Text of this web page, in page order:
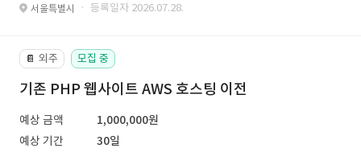
서울특별시 · 등록일자 2026.07.28.
📔 외주 모집 중
기존 PHP 웹사이트 AWS 호스팅 이전
예상 금액
1,000,000원
예상 기간
30일